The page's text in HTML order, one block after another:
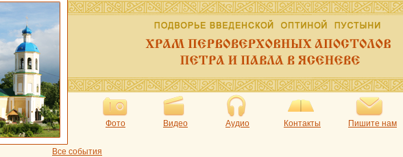
Фото Видео Аудио Контакты Пишите нам
Все события